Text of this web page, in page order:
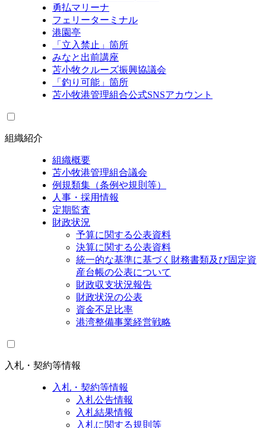
勇払マリーナ
フェリーターミナル
港園亭
「立入禁止」箇所
みなと出前講座
苫小牧クルーズ振興協議会
「釣り可能」箇所
苫小牧港管理組合公式SNSアカウント
組織紹介
組織概要
苫小牧港管理組合議会
例規類集（条例や規則等）
人事・採用情報
定期監査
財政状況
予算に関する公表資料
決算に関する公表資料
統一的な基準に基づく財務書類及び固定資
産台帳の公表について
財政収支状況報告
財政状況の公表
資金不足比率
港湾整備事業経営戦略
入札・契約等情報
入札・契約等情報
入札公告情報
入札結果情報
入札に関する規則等